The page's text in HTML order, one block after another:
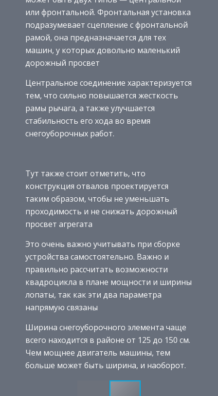
или фронтальной. Фронтальная установка
подразумевает сцепление с фронтальной
рамой, она предназначается для тех
машин, у которых довольно маленький
дорожный просвет
Центральное соединение характеризуется
тем, что сильно повышается жесткость
рамы рычага, а также улучшается
стабильность его хода во время
снегоуборочных работ.
Тут также стоит отметить, что
конструкция отвалов проектируется
таким образом, чтобы не уменьшать
проходимость и не снижать дорожный
просвет агрегата
Это очень важно учитывать при сборке
устройства самостоятельно. Важно и
правильно рассчитать возможности
квадроцикла в плане мощности и ширины
лопаты, так как эти два параметра
напрямую связаны
Ширина снегоуборочного элемента чаще
всего находится в районе от 125 до 150 см.
Чем мощнее двигатель машины, тем
больше может быть ширина, и наоборот.